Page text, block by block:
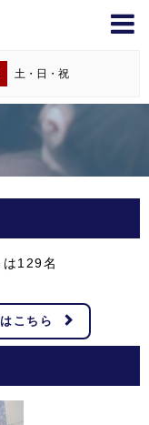
土・日・祝
129名
こちら